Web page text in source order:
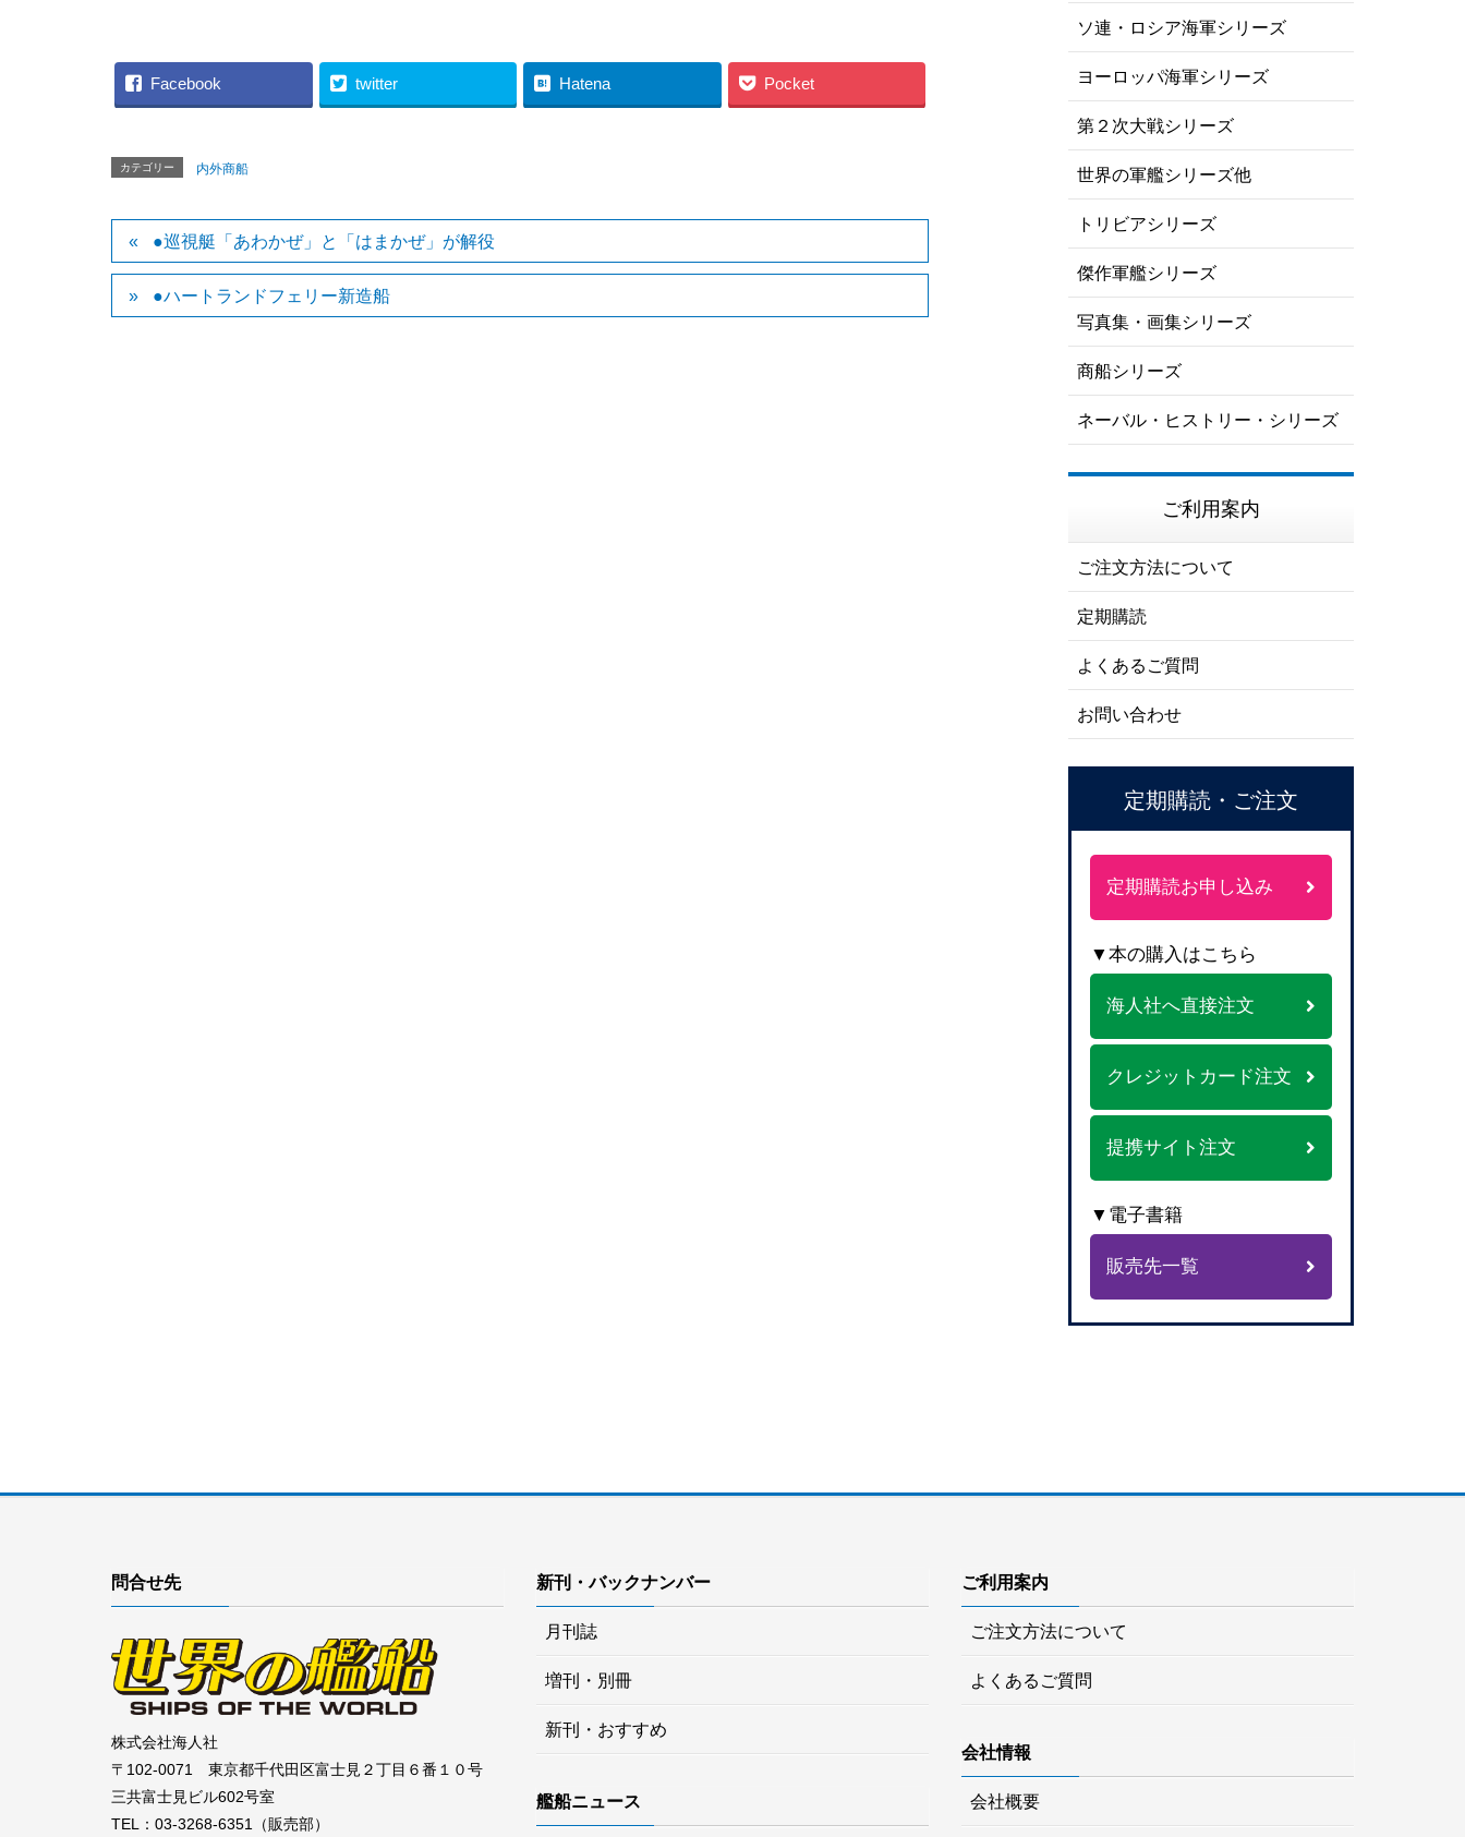
Facebook twitter Hatena Pocket
カテゴリー 内外商船
●巡視艇「あわかぜ」と「はまかぜ」が解役
●ハートランドフェリー新造船
ソ連・ロシア海軍シリーズ
ヨーロッパ海軍シリーズ
第２次大戦シリーズ
世界の軍艦シリーズ他
トリビアシリーズ
傑作軍艦シリーズ
写真集・画集シリーズ
商船シリーズ
ネーバル・ヒストリー・シリーズ
ご利用案内
ご注文方法について
定期購読
よくあるご質問
お問い合わせ
定期購読・ご注文
定期購読お申し込み
▼本の購入はこちら
海人社へ直接注文
クレジットカード注文
提携サイト注文
▼電子書籍
販売先一覧
問合せ先
株式会社海人社
〒102-0071 東京都千代田区富士見２丁目６番１０号
三共富士見ビル602号室
TEL：03-3268-6351（販売部）
新刊・バックナンバー
月刊誌
増刊・別冊
新刊・おすすめ
艦船ニュース
ご利用案内
ご注文方法について
よくあるご質問
会社情報
会社概要